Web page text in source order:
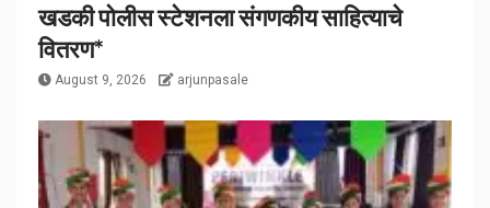
खडकी पोलीस स्टेशनला संगणकीय साहित्याचे
वितरण*
August 9, 2026 arjunpasale